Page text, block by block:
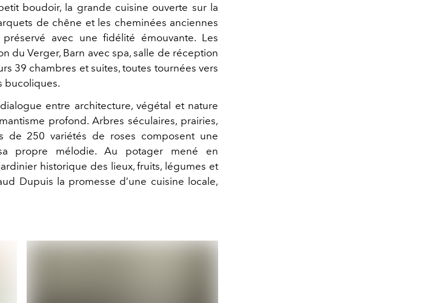
boudoir, la grande cuisine ouverte sur la
de chêne et les cheminées anciennes
avec une fidélité émouvante. Les
du Verger, Barn avec spa, salle de réception
39 chambres et suites, toutes tournées vers
bucoliques.
entre architecture, végétal et nature
profond. Arbres séculaires, prairies,
de 250 variétés de roses composent une
propre mélodie. Au potager mené en
historique des lieux, fruits, légumes et
Dupuis la promesse d’une cuisine locale,